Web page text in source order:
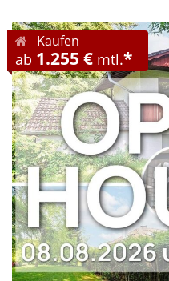
Kaufen
ab 1.255 € mtl.*